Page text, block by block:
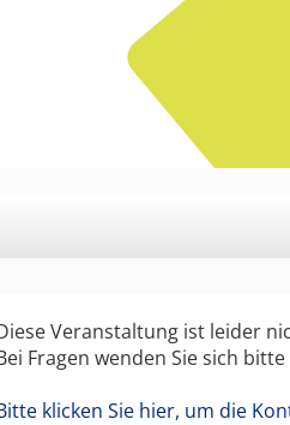
Veranstaltung ist leider
Fragen wenden Sie sich
klicken Sie hier, um die